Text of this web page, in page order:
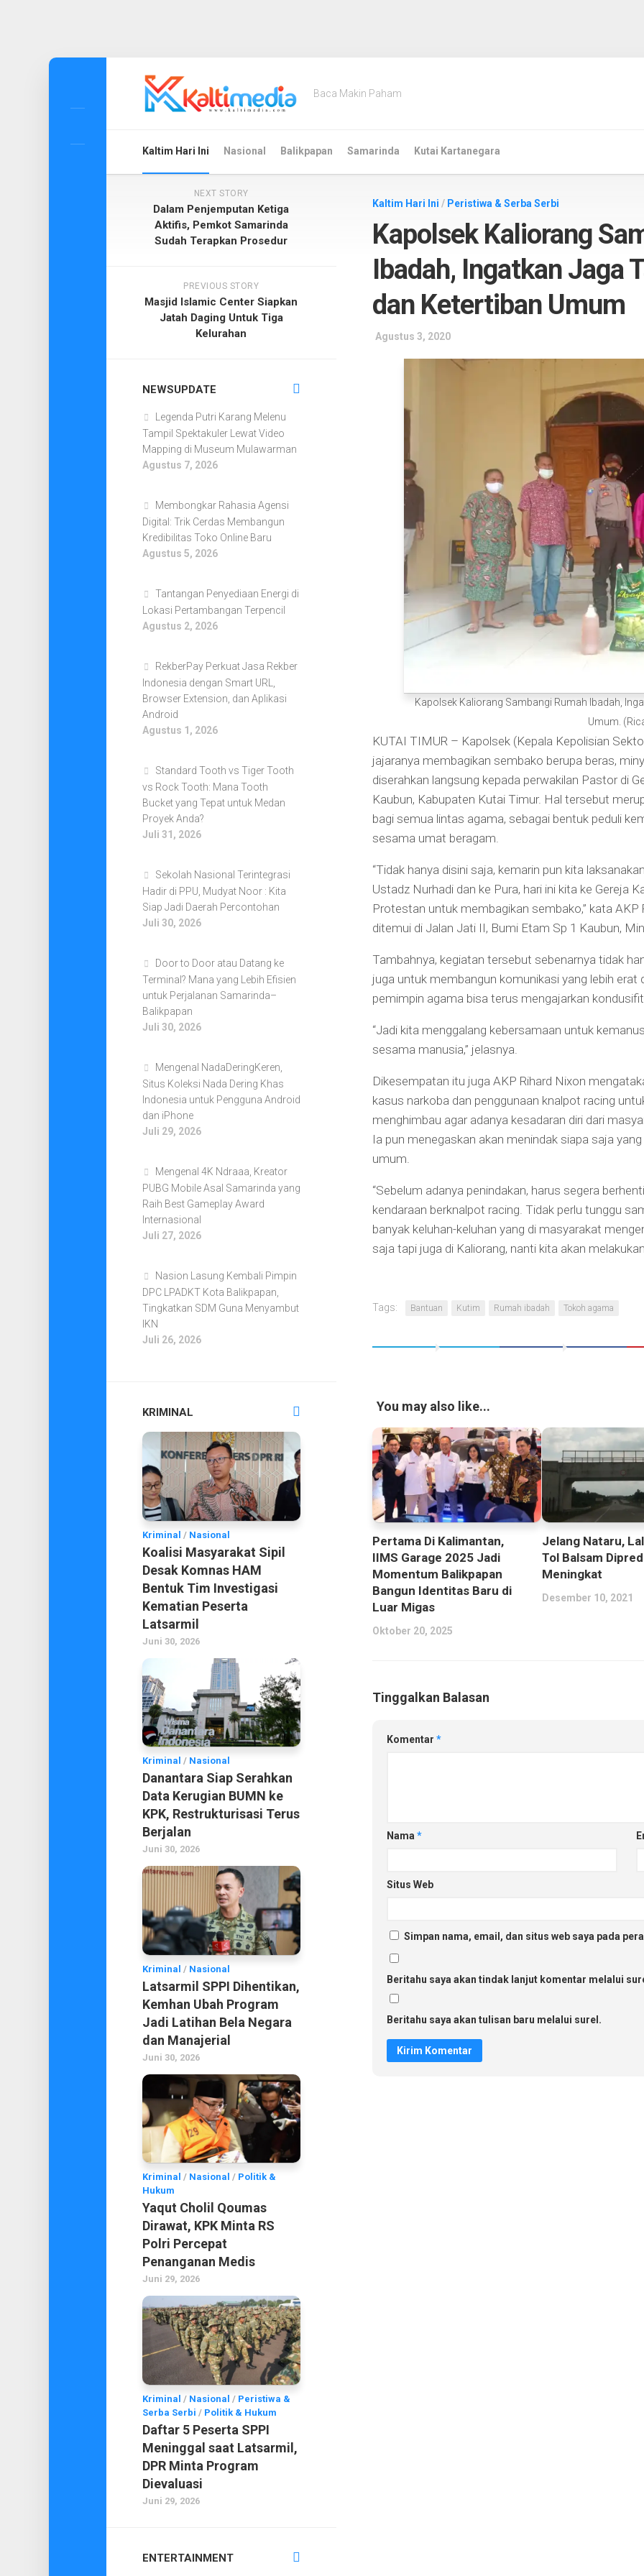
Baca Makin Paham
Kaltim Hari Ini Nasional Balikpapan Samarinda Kutai Kartanegara
Kaltim Hari Ini / Peristiwa & Serba Serbi
Kapolsek Kaliorang
Ibadah, Ingatkan Jaga
dan Ketertiban Umum
Agustus 3, 2020
Kapolsek Kaliorang Sambangi Rumah Ibadah,
Umum.
KUTAI TIMUR – Kapolsek (Kepala Kepolisian
jajaranya membagikan sembako berupa beras,
diserahkan langsung kepada perwakilan Pastor di
Kaubun, Kabupaten Kutai Timur. Hal tersebut
bagi semua lintas agama, sebagai bentuk peduli
sesama umat beragam.
“Tidak hanya disini saja, kemarin pun kita
Ustadz Nurhadi dan ke Pura, hari ini kita ke Gereja
Protestan untuk membagikan sembako,” kata
ditemui di Jalan Jati II, Bumi Etam Sp 1 Kaubun,
Tambahnya, kegiatan tersebut sebenarnya tidak
juga untuk membangun komunikasi yang lebih
pemimpin agama bisa terus mengajarkan
“Jadi kita menggalang kebersamaan untuk
sesama manusia,” jelasnya.
Dikesempatan itu juga AKP Rihard Nixon
kasus narkoba dan penggunaan knalpot racing
menghimbau agar adanya kesadaran diri dari
Ia pun menegaskan akan menindak siapa saja
umum.
“Sebelum adanya penindakan, harus segera
kendaraan berknalpot racing. Tidak perlu tunggu
banyak keluhan-keluhan yang di masyarakat
saja tapi juga di Kaliorang, nanti kita akan
Tags: Bantuan Kutim Rumah ibadah Tokoh agama
You may also like...
Pertama Di Kalimantan,
IIMS Garage 2025 Jadi
Momentum Balikpapan
Bangun Identitas Baru di
Luar Migas
Oktober 20, 2025
Jelang Nataru,
Tol Balsam
Meningkat
Desember 10, 2021
Tinggalkan Balasan
Komentar *
Nama *
Situs Web
Simpan nama, email, dan situs web saya pada
Beritahu saya akan tindak lanjut komentar melalui
Beritahu saya akan tulisan baru melalui surel.
NEXT STORY
Dalam Penjemputan Ketiga
Aktifis, Pemkot Samarinda
Sudah Terapkan Prosedur
PREVIOUS STORY
Masjid Islamic Center Siapkan
Jatah Daging Untuk Tiga
Kelurahan
NEWSUPDATE
Legenda Putri Karang Melenu
Tampil Spektakuler Lewat Video
Mapping di Museum Mulawarman
Agustus 7, 2026
Membongkar Rahasia Agensi
Digital: Trik Cerdas Membangun
Kredibilitas Toko Online Baru
Agustus 5, 2026
Tantangan Penyediaan Energi di
Lokasi Pertambangan Terpencil
Agustus 2, 2026
RekberPay Perkuat Jasa Rekber
Indonesia dengan Smart URL,
Browser Extension, dan Aplikasi
Android
Agustus 1, 2026
Standard Tooth vs Tiger Tooth
vs Rock Tooth: Mana Tooth
Bucket yang Tepat untuk Medan
Proyek Anda?
Juli 31, 2026
Sekolah Nasional Terintegrasi
Hadir di PPU, Mudyat Noor : Kita
Siap Jadi Daerah Percontohan
Juli 30, 2026
Door to Door atau Datang ke
Terminal? Mana yang Lebih Efisien
untuk Perjalanan Samarinda–
Balikpapan
Juli 30, 2026
Mengenal NadaDeringKeren,
Situs Koleksi Nada Dering Khas
Indonesia untuk Pengguna Android
dan iPhone
Juli 29, 2026
Mengenal 4K Ndraaa, Kreator
PUBG Mobile Asal Samarinda yang
Raih Best Gameplay Award
Internasional
Juli 27, 2026
Nasion Lasung Kembali Pimpin
DPC LPADKT Kota Balikpapan,
Tingkatkan SDM Guna Menyambut
IKN
Juli 26, 2026
KRIMINAL
Kriminal / Nasional
Koalisi Masyarakat Sipil
Desak Komnas HAM
Bentuk Tim Investigasi
Kematian Peserta
Latsarmil
Juni 30, 2026
Kriminal / Nasional
Danantara Siap Serahkan
Data Kerugian BUMN ke
KPK, Restrukturisasi Terus
Berjalan
Juni 30, 2026
Kriminal / Nasional
Latsarmil SPPI Dihentikan,
Kemhan Ubah Program
Jadi Latihan Bela Negara
dan Manajerial
Juni 30, 2026
Kriminal / Nasional / Politik &
Hukum
Yaqut Cholil Qoumas
Dirawat, KPK Minta RS
Polri Percepat
Penanganan Medis
Juni 29, 2026
Kriminal / Nasional / Peristiwa &
Serba Serbi / Politik & Hukum
Daftar 5 Peserta SPPI
Meninggal saat Latsarmil,
DPR Minta Program
Dievaluasi
Juni 29, 2026
ENTERTAINMENT